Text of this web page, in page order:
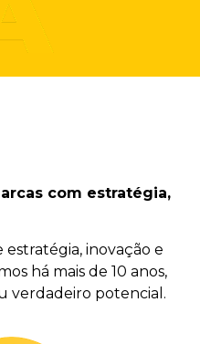
com estratégia,
inovação e
há mais de 10 anos,
verdadeiro potencial.